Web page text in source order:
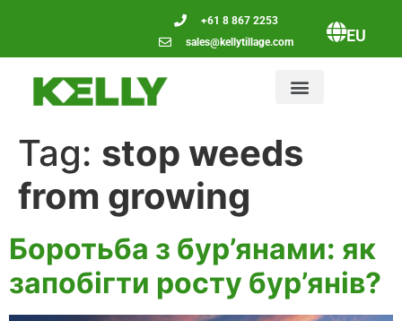
+61 8 867 2253
sales@kellytillage.com
EU
Tag: stop weeds
from growing
Боротьба з бур’янами: як
запобігти росту бур’янів?